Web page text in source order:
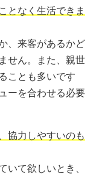
となく生活できま
、来客があるかど
せん。また、親世
ことも多いです
ーを合わせる必要
協力しやすいのも
いて欲しいとき、